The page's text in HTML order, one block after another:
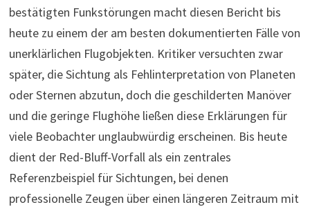
bestätigten Funkstörungen macht diesen Bericht bis
heute zu einem der am besten dokumentierten Fälle von
unerklärlichen Flugobjekten. Kritiker versuchten zwar
später, die Sichtung als Fehlinterpretation von Planeten
oder Sternen abzutun, doch die geschilderten Manöver
und die geringe Flughöhe ließen diese Erklärungen für
viele Beobachter unglaubwürdig erscheinen. Bis heute
dient der Red-Bluff-Vorfall als ein zentrales
Referenzbeispiel für Sichtungen, bei denen
professionelle Zeugen über einen längeren Zeitraum mit